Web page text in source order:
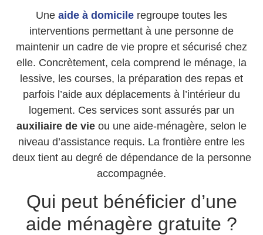
Une aide à domicile regroupe toutes les
interventions permettant à une personne de
maintenir un cadre de vie propre et sécurisé chez
elle. Concrètement, cela comprend le ménage, la
lessive, les courses, la préparation des repas et
parfois l’aide aux déplacements à l’intérieur du
logement. Ces services sont assurés par un
auxiliaire de vie ou une aide-ménagère, selon le
niveau d’assistance requis. La frontière entre les
deux tient au degré de dépendance de la personne
accompagnée.
Qui peut bénéficier d’une
aide ménagère gratuite ?